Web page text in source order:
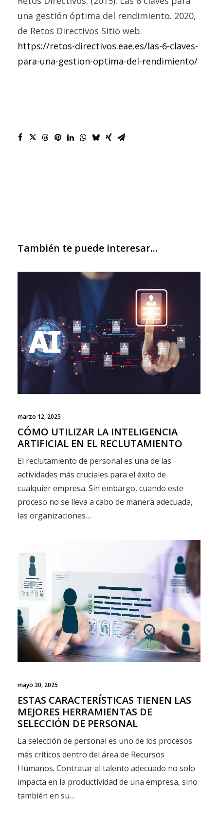
una gestión óptima del rendimiento. 2020,
de Retos Directivos Sitio web:
https://retos-directivos.eae.es/las-6-claves-
para-una-gestion-optima-del-rendimiento/
También te puede interesar...
marzo 12, 2025
CÓMO UTILIZAR LA INTELIGENCIA
ARTIFICIAL EN EL RECLUTAMIENTO
El reclutamiento de personal es una de las
actividades más cruciales para el éxito de
cualquier empresa. Sin embargo, cuando este
proceso no se lleva a cabo de manera adecuada,
las organizaciones…
mayo 30, 2025
ESTAS CARACTERÍSTICAS TIENEN LAS
MEJORES HERRAMIENTAS DE
SELECCIÓN DE PERSONAL
La selección de personal es uno de los procesos
más críticos dentro del área de Recursos
Humanos. Contratar al talento adecuado no solo
impacta en la productividad de una empresa, sino
también en su…